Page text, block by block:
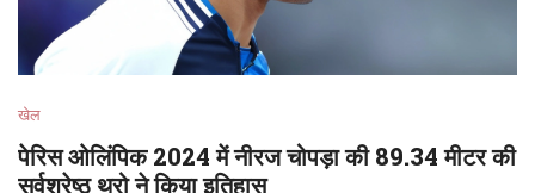
खेल
पेरिस ओलिंपिक 2024 में नीरज चोपड़ा की 89.34 मीटर की
सर्वश्रेष्ठ थ्रो ने किया इतिहास